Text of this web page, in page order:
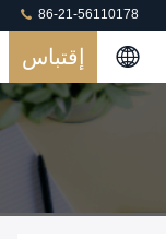
86-21-56110178
إقتباس